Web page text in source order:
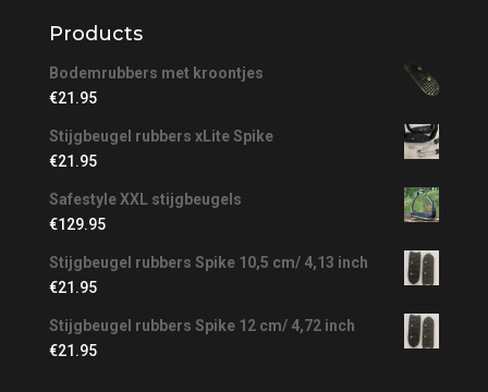
Products
Bodemrubbers met kroontjes
€21.95
Stijgbeugel rubbers xLite Spike
€21.95
Safestyle XXL stijgbeugels
€129.95
Stijgbeugel rubbers Spike 10,5 cm/ 4,13 inch
€21.95
Stijgbeugel rubbers Spike 12 cm/ 4,72 inch
€21.95